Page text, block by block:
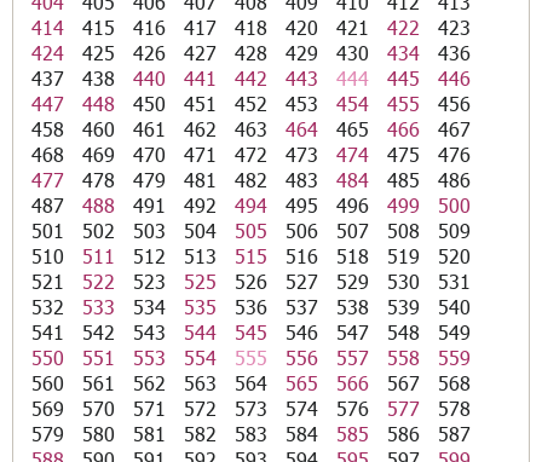
414
415 416 417 418 420 421 422
423
424
425 426 427 428 429 430 434
436
437
438 440 441 442 443 444 445
446
447
448 450 451 452 453 454 455
456
458
460 461 462 463 464 465 466
467
468
469 470 471 472 473 474 475
476
477
478 479 481 482 483 484 485
486
487
488 491 492 494 495 496 499
500
501
502 503 504 505 506 507 508
509
510
511 512 513 515 516 518 519
520
521
522 523 525 526 527 529 530
531
532
533 534 535 536 537 538 539
540
541
542 543 544 545 546 547 548
549
550
551 553 554 555 556 557 558
559
560
561 562 563 564 565 566 567
568
569
570 571 572 573 574 576 577
578
579
580 581 582 583 584 585 586
587